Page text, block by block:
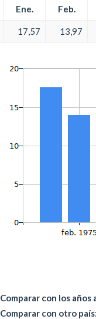
Ene. Feb.
17,57 13,97
Comparar con los
Comparar con otro país: